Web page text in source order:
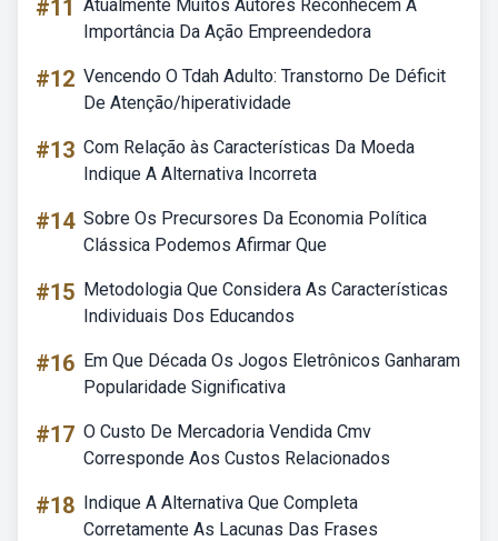
#11 Atualmente Muitos Autores Reconhecem A
Importância Da Ação Empreendedora
#12 Vencendo O Tdah Adulto: Transtorno De Déficit
De Atenção/hiperatividade
#13 Com Relação às Características Da Moeda
Indique A Alternativa Incorreta
#14 Sobre Os Precursores Da Economia Política
Clássica Podemos Afirmar Que
#15 Metodologia Que Considera As Características
Individuais Dos Educandos
#16 Em Que Década Os Jogos Eletrônicos Ganharam
Popularidade Significativa
#17 O Custo De Mercadoria Vendida Cmv
Corresponde Aos Custos Relacionados
#18 Indique A Alternativa Que Completa
Corretamente As Lacunas Das Frases